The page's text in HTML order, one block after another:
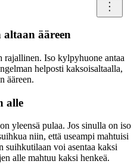
ääreen
rajallinen. Iso kylpyhuone antaa
helposti kaksoisaltaalla,
ääreen.
alle
yleensä pulaa. Jos sinulla on iso
niin, että useampi mahtuisi
suihkutilaan voi asentaa kaksi
alle mahtuu kaksi henkeä.